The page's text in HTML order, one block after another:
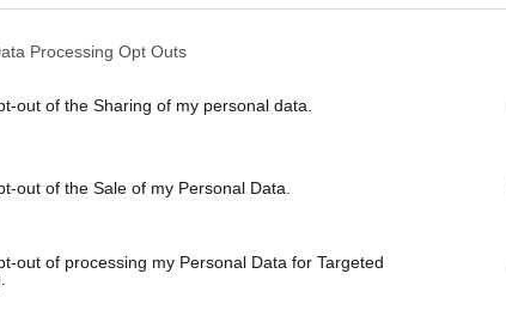
Processing Opt Outs
out of the Sharing of my personal data.
out of the Sale of my Personal Data.
out of processing my Personal Data for Targeted